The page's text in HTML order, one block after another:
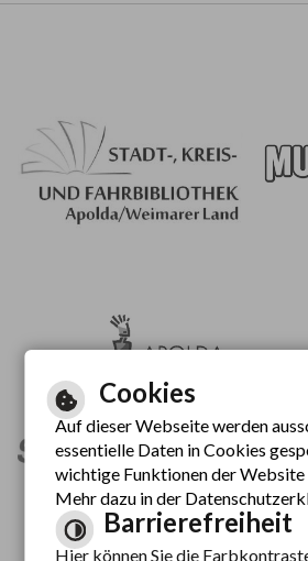
Cookies
Auf dieser Webseite werden
essentielle Daten in Cookies
wichtige Funktionen der Website
Mehr dazu in der
Barrierefreiheit
Hier können Sie die